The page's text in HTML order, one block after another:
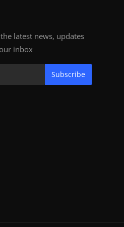
latest news, updates
inbox
Subscribe